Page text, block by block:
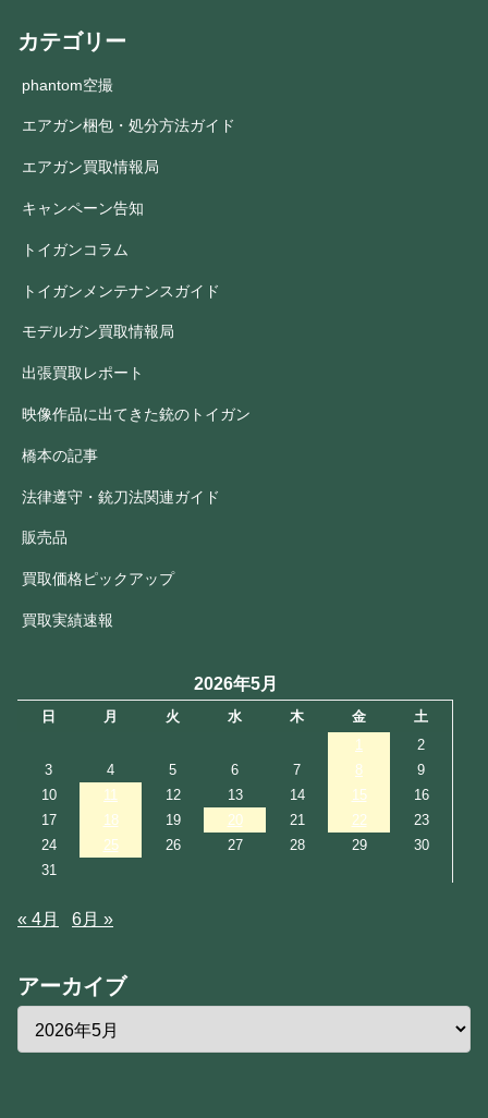
カテゴリー
phantom空撮
エアガン梱包・処分方法ガイド
エアガン買取情報局
キャンペーン告知
トイガンコラム
トイガンメンテナンスガイド
モデルガン買取情報局
出張買取レポート
映像作品に出てきた銃のトイガン
橋本の記事
法律遵守・銃刀法関連ガイド
販売品
買取価格ピックアップ
買取実績速報
2026年5月
日 月 火 水 木 金
土
1
2
3
4 5 6 7 8
9
10
11 12 13 14 15
16
17
18 19 20 21 22
23
24
25 26 27 28 29
30
31
« 4月 6月 »
アーカイブ